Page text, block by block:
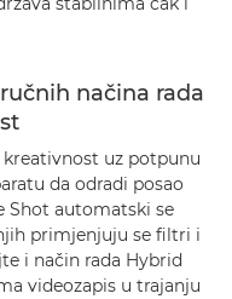
načina rada
uz potpunu
da odradi posao
Shot automatski se
primjenjuju se filtri i
i način rada Hybrid
videozapis u trajanju